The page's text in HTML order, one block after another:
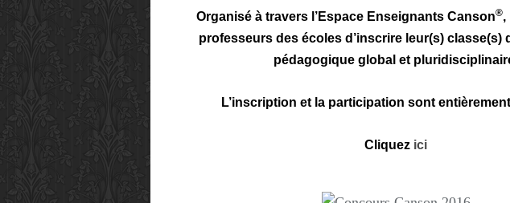
Organisé à travers l’Espace Enseignants Canson®,
professeurs des écoles d’inscrire leur(s) classe(s)
pédagogique global et
L’inscription et la participation sont
Cliquez ici